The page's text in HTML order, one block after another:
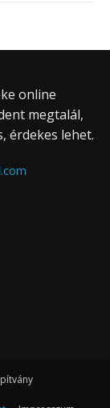
online
megtalál,
érdekes lehet.